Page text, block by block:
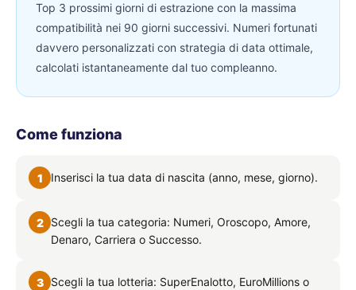
Top 3 prossimi giorni di estrazione con la massima
compatibilità nei 90 giorni successivi. Numeri fortunati
davvero personalizzati con strategia di data ottimale,
calcolati istantaneamente dal tuo compleanno.
Come funziona
1 Inserisci la tua data di nascita (anno, mese, giorno).
2
Scegli la tua categoria: Numeri, Oroscopo, Amore,
Denaro, Carriera o Successo.
3
Scegli la tua lotteria: SuperEnalotto, EuroMillions o